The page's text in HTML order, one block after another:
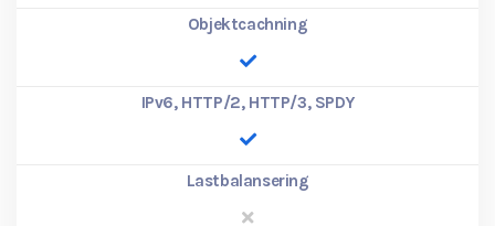
Objektcachning
IPv6, HTTP/2, HTTP/3, SPDY
Lastbalansering